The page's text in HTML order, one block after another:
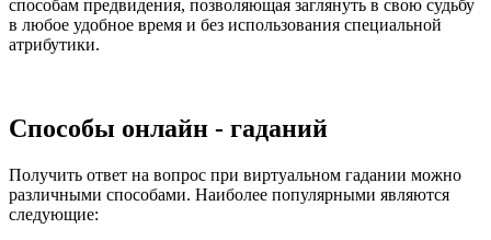
способам предвидения, позволяющая заглянуть в свою судьбу
в любое удобное время и без использования специальной
атрибутики.
Способы онлайн - гаданий
Получить ответ на вопрос при виртуальном гадании можно
различными способами. Наиболее популярными являются
следующие: